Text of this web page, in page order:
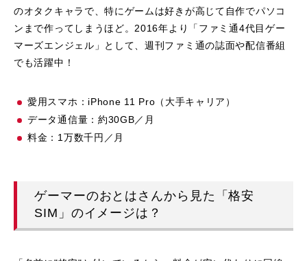
のオタクキャラで、特にゲームは好きが高じて自作でパソコ
ンまで作ってしまうほど。2016年より「ファミ通4代目ゲー
マーズエンジェル」として、週刊ファミ通の誌面や配信番組
でも活躍中！
愛用スマホ：iPhone 11 Pro（大手キャリア）
データ通信量：約30GB／月
料金：1万数千円／月
ゲーマーのおとはさんから見た「格安
SIM」のイメージは？